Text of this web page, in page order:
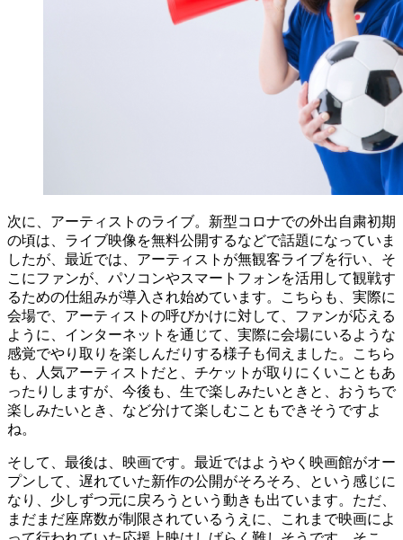
次に、アーティストのライブ。新型コロナでの外出自粛初期
の頃は、ライブ映像を無料公開するなどで話題になっていま
したが、最近では、アーティストが無観客ライブを行い、そ
こにファンが、パソコンやスマートフォンを活用して観戦す
るための仕組みが導入され始めています。こちらも、実際に
会場で、アーティストの呼びかけに対して、ファンが応える
ように、インターネットを通じて、実際に会場にいるような
感覚でやり取りを楽しんだりする様子も伺えました。こちら
も、人気アーティストだと、チケットが取りにくいこともあ
ったりしますが、今後も、生で楽しみたいときと、おうちで
楽しみたいとき、など分けて楽しむこともできそうですよ
ね。
そして、最後は、映画です。最近ではようやく映画館がオー
プンして、遅れていた新作の公開がそろそろ、という感じに
なり、少しずつ元に戻ろうという動きも出ています。ただ、
まだまだ座席数が制限されているうえに、これまで映画によ